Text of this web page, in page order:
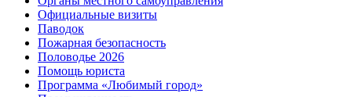
Официальные визиты
Паводок
Пожарная безопасность
Половодье 2026
Помощь юриста
Программа «Любимый город»